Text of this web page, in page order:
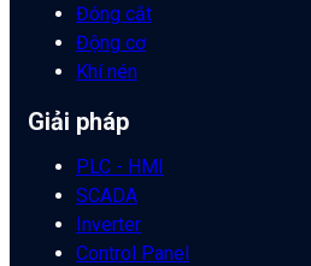
Đóng cắt
Động cơ
Khí nén
Giải pháp
PLC - HMI
SCADA
Inverter
Control Panel